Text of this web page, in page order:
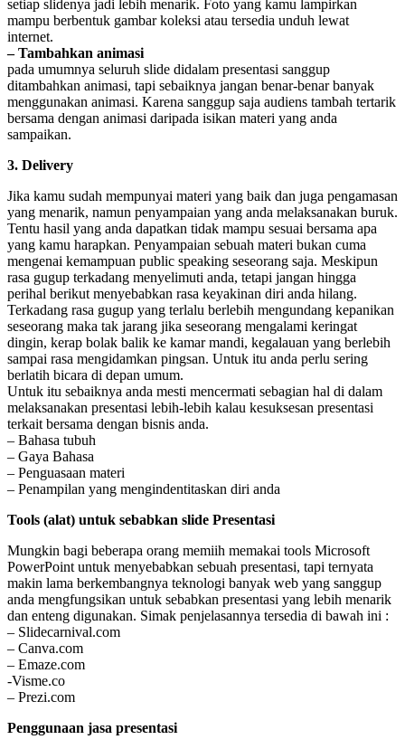
setiap slidenya jadi lebih menarik. Foto yang kamu lampirkan
mampu berbentuk gambar koleksi atau tersedia unduh lewat
internet.
– Tambahkan animasi
pada umumnya seluruh slide didalam presentasi sanggup
ditambahkan animasi, tapi sebaiknya jangan benar-benar banyak
menggunakan animasi. Karena sanggup saja audiens tambah tertarik
bersama dengan animasi daripada isikan materi yang anda
sampaikan.
3. Delivery
Jika kamu sudah mempunyai materi yang baik dan juga pengamasan
yang menarik, namun penyampaian yang anda melaksanakan buruk.
Tentu hasil yang anda dapatkan tidak mampu sesuai bersama apa
yang kamu harapkan. Penyampaian sebuah materi bukan cuma
mengenai kemampuan public speaking seseorang saja. Meskipun
rasa gugup terkadang menyelimuti anda, tetapi jangan hingga
perihal berikut menyebabkan rasa keyakinan diri anda hilang.
Terkadang rasa gugup yang terlalu berlebih mengundang kepanikan
seseorang maka tak jarang jika seseorang mengalami keringat
dingin, kerap bolak balik ke kamar mandi, kegalauan yang berlebih
sampai rasa mengidamkan pingsan. Untuk itu anda perlu sering
berlatih bicara di depan umum.
Untuk itu sebaiknya anda mesti mencermati sebagian hal di dalam
melaksanakan presentasi lebih-lebih kalau kesuksesan presentasi
terkait bersama dengan bisnis anda.
– Bahasa tubuh
– Gaya Bahasa
– Penguasaan materi
– Penampilan yang mengindentitaskan diri anda
Tools (alat) untuk sebabkan slide Presentasi
Mungkin bagi beberapa orang memiih memakai tools Microsoft
PowerPoint untuk menyebabkan sebuah presentasi, tapi ternyata
makin lama berkembangnya teknologi banyak web yang sanggup
anda mengfungsikan untuk sebabkan presentasi yang lebih menarik
dan enteng digunakan. Simak penjelasannya tersedia di bawah ini :
– Slidecarnival.com
– Canva.com
– Emaze.com
-Visme.co
– Prezi.com
Penggunaan jasa presentasi